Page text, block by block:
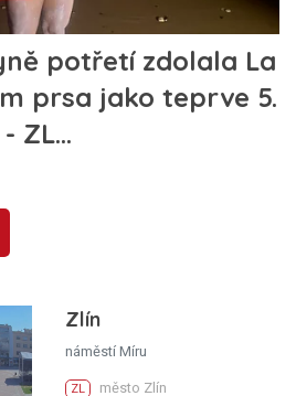
Zlín
náměstí Míru
ZL město Zlín